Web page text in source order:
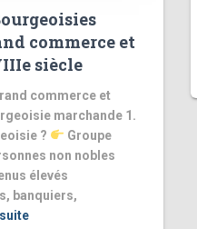
commerce et
siècle
commerce et
marchande 1.
?
Groupe
non nobles
élevés
banquiers,